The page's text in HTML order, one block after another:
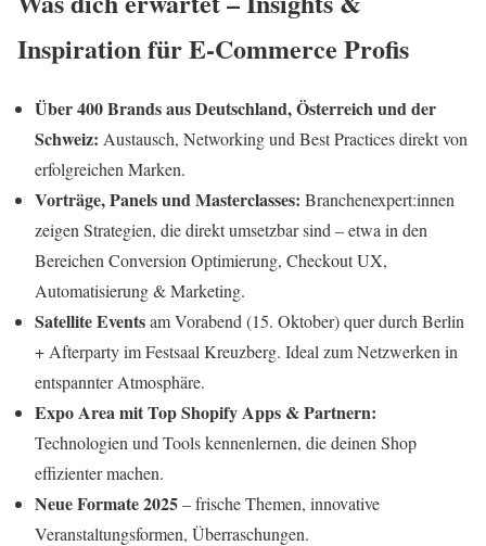
Inspiration für E-Commerce Profis
Über 400 Brands aus Deutschland, Österreich und der
Schweiz: Austausch, Networking und Best Practices direkt von
erfolgreichen Marken.
Vorträge, Panels und Masterclasses: Branchenexpert:innen
zeigen Strategien, die direkt umsetzbar sind – etwa in den
Bereichen Conversion Optimierung, Checkout UX,
Automatisierung & Marketing.
Satellite Eventsam Vorabend (15. Oktober) quer durch Berlin
+ Afterparty im Festsaal Kreuzberg. Ideal zum Netzwerken in
entspannter Atmosphäre.
Expo Area mit Top Shopify Apps & Partnern:
Technologien und Tools kennenlernen, die deinen Shop
effizienter machen.
Neue Formate 2025– frische Themen, innovative
Veranstaltungsformen, Überraschungen.